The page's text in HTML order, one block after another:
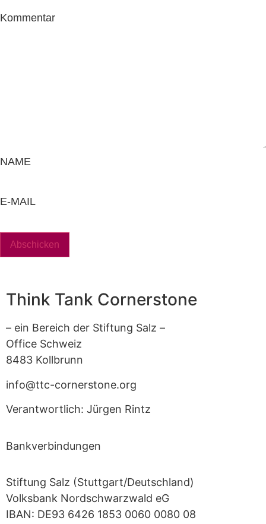
Kommentar
NAME
E-MAIL
Think Tank Cornerstone
– ein Bereich der Stiftung Salz –
Office Schweiz
8483 Kollbrunn
info@ttc-cornerstone.org
Verantwortlich: Jürgen Rintz
Bankverbindungen
Stiftung Salz (Stuttgart/Deutschland)
Volksbank Nordschwarzwald eG
IBAN: DE93 6426 1853 0060 0080 08